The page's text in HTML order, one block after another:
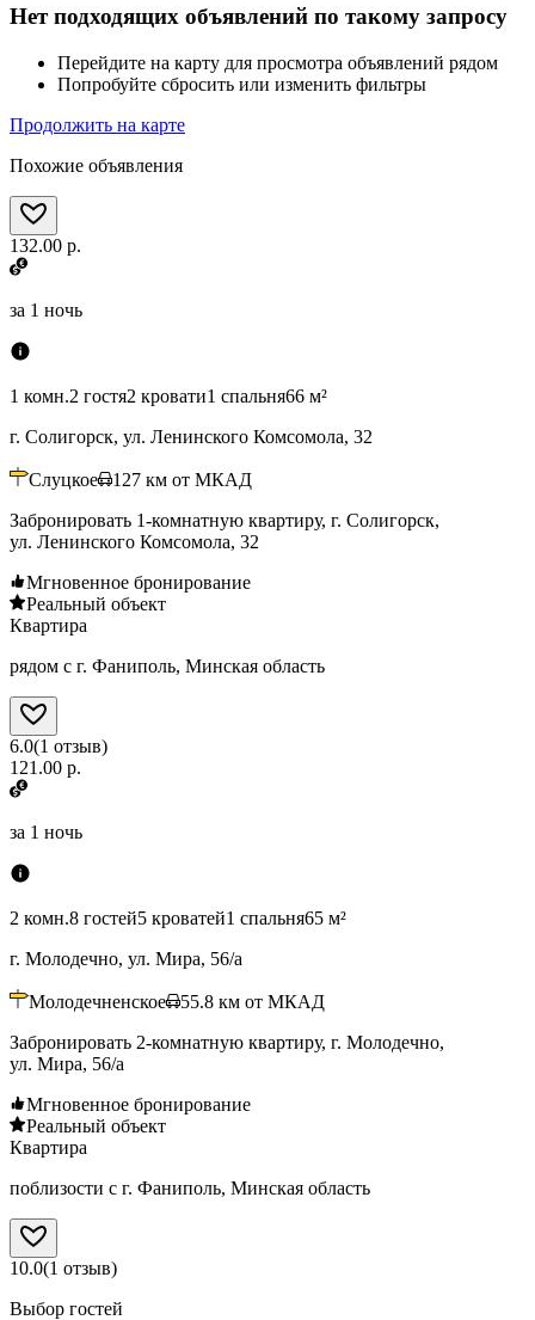
Нет подходящих объявлений по такому запросу
Перейдите на карту для просмотра объявлений рядом
Попробуйте сбросить или изменить фильтры
Продолжить на карте
Похожие объявления
132.00 р.
за 1 ночь
1 комн.2 гостя2 кровати1 спальня66 м²
г. Солигорск, ул. Ленинского Комсомола, 32
Слуцкое 127 км от МКАД
Забронировать 1-комнатную квартиру, г. Солигорск,
ул. Ленинского Комсомола, 32
Мгновенное бронирование
Реальный объект
Квартира
рядом с г. Фаниполь, Минская область
6.0(1 отзыв)
121.00 р.
за 1 ночь
2 комн.8 гостей5 кроватей1 спальня65 м²
г. Молодечно, ул. Мира, 56/а
Молодечненское 55.8 км от МКАД
Забронировать 2-комнатную квартиру, г. Молодечно,
ул. Мира, 56/а
Мгновенное бронирование
Реальный объект
Квартира
поблизости с г. Фаниполь, Минская область
10.0(1 отзыв)
Выбор гостей